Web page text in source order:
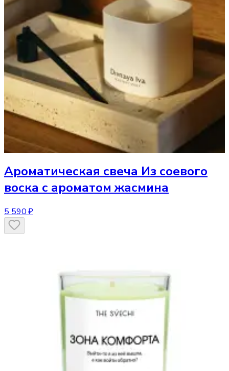
Ароматическая свеча Из соевого
воска с ароматом жасмина
5 590 ₽